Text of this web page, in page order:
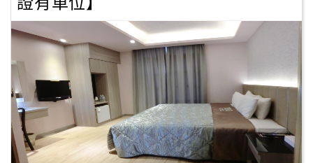
顧
意
度
訂